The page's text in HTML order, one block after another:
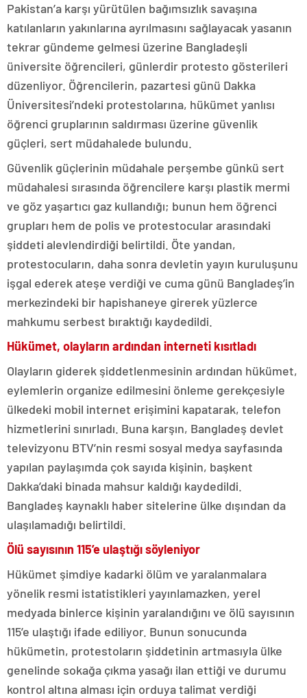
Pakistan’a karşı yürütülen bağımsızlık savaşına
katılanların yakınlarına ayrılmasını sağlayacak yasanın
tekrar gündeme gelmesi üzerine Bangladeşli
üniversite öğrencileri, günlerdir protesto gösterileri
düzenliyor. Öğrencilerin, pazartesi günü Dakka
Üniversitesi’ndeki protestolarına, hükümet yanlısı
öğrenci gruplarının saldırması üzerine güvenlik
güçleri, sert müdahalede bulundu.
Güvenlik güçlerinin müdahale perşembe günkü sert
müdahalesi sırasında öğrencilere karşı plastik mermi
ve göz yaşartıcı gaz kullandığı; bunun hem öğrenci
grupları hem de polis ve protestocular arasındaki
şiddeti alevlendirdiği belirtildi. Öte yandan,
protestocuların, daha sonra devletin yayın kuruluşunu
işgal ederek ateşe verdiği ve cuma günü Bangladeş’in
merkezindeki bir hapishaneye girerek yüzlerce
mahkumu serbest bıraktığı kaydedildi.
Hükümet, olayların ardından interneti kısıtladı
Olayların giderek şiddetlenmesinin ardından hükümet,
eylemlerin organize edilmesini önleme gerekçesiyle
ülkedeki mobil internet erişimini kapatarak, telefon
hizmetlerini sınırladı. Buna karşın, Bangladeş devlet
televizyonu BTV’nin resmi sosyal medya sayfasında
yapılan paylaşımda çok sayıda kişinin, başkent
Dakka’daki binada mahsur kaldığı kaydedildi.
Bangladeş kaynaklı haber sitelerine ülke dışından da
ulaşılamadığı belirtildi.
Ölü sayısının 115’e ulaştığı söyleniyor
Hükümet şimdiye kadarki ölüm ve yaralanmalara
yönelik resmi istatistikleri yayınlamazken, yerel
medyada binlerce kişinin yaralandığını ve ölü sayısının
115’e ulaştığı ifade ediliyor. Bunun sonucunda
hükümetin, protestoların şiddetinin artmasıyla ülke
genelinde sokağa çıkma yasağı ilan ettiği ve durumu
kontrol altına alması için orduya talimat verdiği